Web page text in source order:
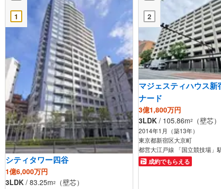
1
シティタワー四谷
1億6,000万円
3LDK / 83.25m2 （壁芯）
2
マジェスティハウス新
ナード
3億1,800万円
3LDK / 105.86m2 （壁芯）
2014年1月（築13年）
東京都新宿区大京町
都営大江戸線 「国立競技場」
成約でもらえる